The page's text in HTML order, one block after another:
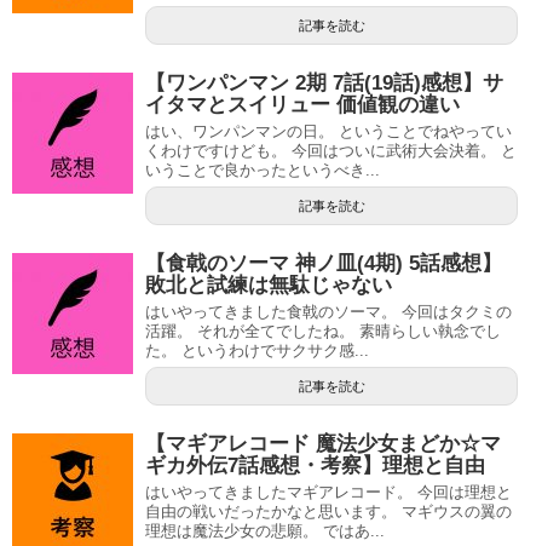
記事を読む
【ワンパンマン 2期 7話(19話)感想】サ
イタマとスイリュー 価値観の違い
はい、ワンパンマンの日。 ということでねやってい
くわけですけども。 今回はついに武術大会決着。 と
いうことで良かったというべき...
記事を読む
【食戟のソーマ 神ノ皿(4期) 5話感想】
敗北と試練は無駄じゃない
はいやってきました食戟のソーマ。 今回はタクミの
活躍。 それが全てでしたね。 素晴らしい執念でし
た。 というわけでサクサク感...
記事を読む
【マギアレコード 魔法少女まどか☆マ
ギカ外伝7話感想・考察】理想と自由
はいやってきましたマギアレコード。 今回は理想と
自由の戦いだったかなと思います。 マギウスの翼の
理想は魔法少女の悲願。 ではあ...